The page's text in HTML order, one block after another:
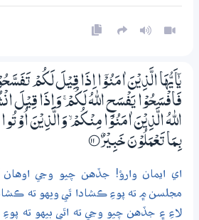
يٰٓاَيُّهَا الَّذِيْنَ اٰمَنُوْٓا اِذَا قِيْلَ لَكُمْ
فَافْسَحُوْا يَفْسَحِ اللّٰهُ لَكُمْ ۚ وَاِذَا قِيْلَ
اللّٰهُ الَّذِيْنَ اٰمَنُوْا مِنْكُمْ ۙ وَالَّذِيْنَ
بِـمَا تَعْمَلُوْنَ خَبِيْرٌ ؀11
اي ايمان وارؤ! جڏهن چيو وڃي
مجلسن ۾ ته پوءِ ڪشادا ٿي ويهو ته
لاءِ ۽ جڏهن چيو وڃي ته اٿي بيهو ته پوءِ